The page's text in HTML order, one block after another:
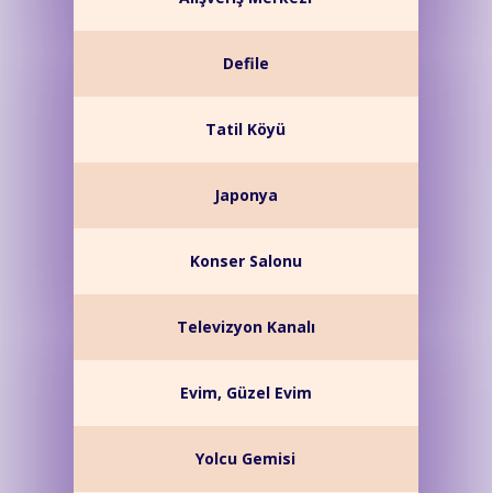
Defile
Tatil Köyü
Japonya
Konser Salonu
Televizyon Kanalı
Evim, Güzel Evim
Yolcu Gemisi